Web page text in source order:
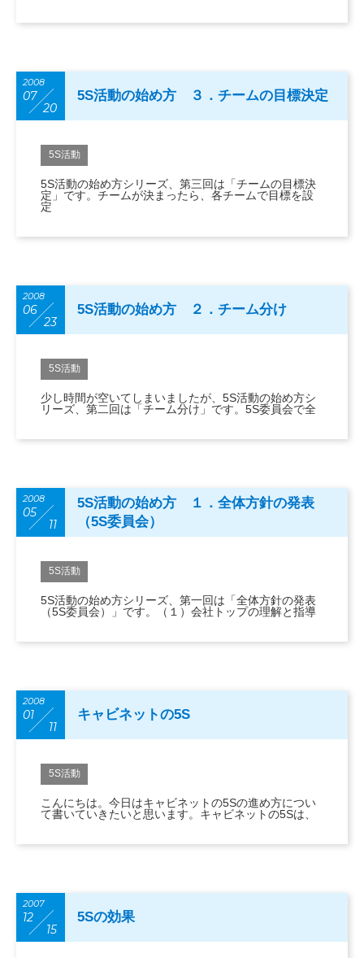
2008
07
20
5S活動の始め方 ３．チームの目標決定
5S活動
5S活動の始め方シリーズ、第三回は「チームの目標決
定」です。チームが決まったら、各チームで目標を設
定
2008
06
23
5S活動の始め方 ２．チーム分け
5S活動
少し時間が空いてしまいましたが、5S活動の始め方シ
リーズ、第二回は「チーム分け」です。5S委員会で全
2008
05
11
5S活動の始め方 １．全体方針の発表
（5S委員会）
5S活動
5S活動の始め方シリーズ、第一回は「全体方針の発表
（5S委員会）」です。（１）会社トップの理解と指導
2008
01
11
キャビネットの5S
5S活動
こんにちは。今日はキャビネットの5Sの進め方につい
て書いていきたいと思います。キャビネットの5Sは、
2007
12
15
5Sの効果